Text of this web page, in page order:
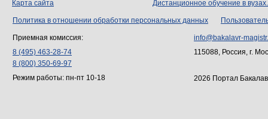
Карта сайта Дистанционное обучение в
Политика в отношении обработки персональных данных
Приемная комиссия:
8 (495) 463-28-74
8 (800) 350-69-97
Режим работы: пн-пт 10-18
info@bakalavr-
115088, Россия, г.
2026 Портал